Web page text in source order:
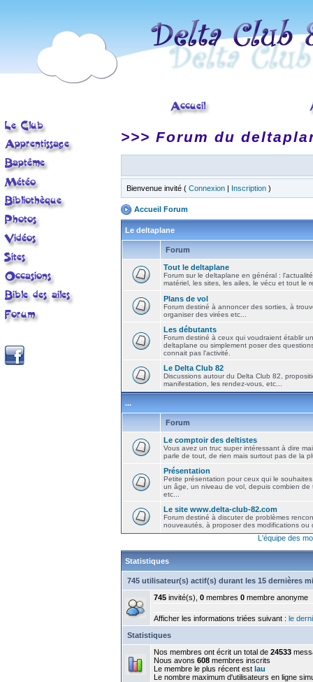
>>> Forum du
Bienvenue invité ( Connexion | Inscription )
Accueil Forum
Le deltaplane
Forum
Tout le deltaplane
Forum sur le deltaplane en général :
matériel, les sites, les ailes, le vécu et tout le
Plans de vol
Forum destiné à annoncer des sorties, à
organiser des virées etc...
Les débutants
Forum destiné à ceux qui voudraient établir
deltaplane ou simplement poser des
connait pas l'activité.
Le Delta Club 82
Discussions autour du Delta Club 82,
manifestation, les rendez-vous, etc...
...
Forum
Le comptoir des deltistes
Vous avez un truc super intéressant à dire
parle de tout, de rien mais surtout pas de la
Présentation
Petite présentation pour ceux qui le
un âge, un niveau de vol, depuis combien de
etc...
Le site www.delta-club-82.com
Forum destiné à discuter de problèmes
nouveautés, à proposer des modifications ou
L'équipe des
Statistiques
745 utilisateur(s) actif(s) durant les 15 dernières
745 invité(s), 0 membres 0 membre anonyme
Afficher les informations triées suivant : le
Statistiques
Nos membres ont écrit un total de 24533
Nous avons 608 membres inscrits
Le membre le plus récent est lau
Le nombre maximum d'utilisateurs en ligne